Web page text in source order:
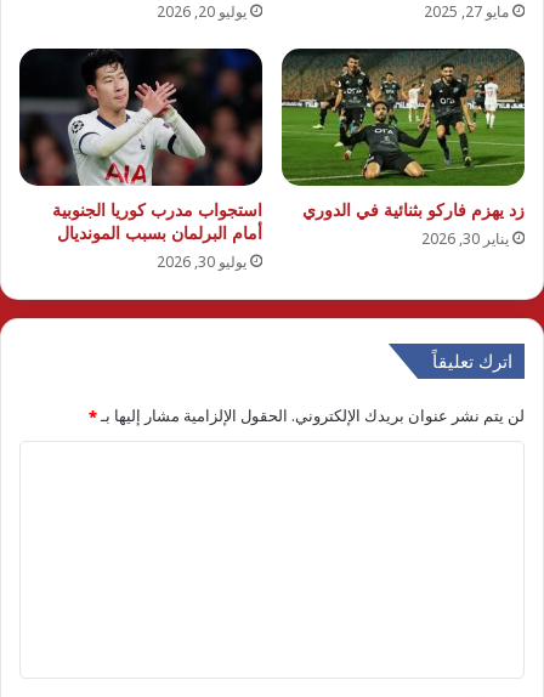
مايو 27, 2025 يوليو 20, 2026
زد يهزم فاركو بثنائية في الدوري
يناير 30, 2026
استجواب مدرب كوريا الجنوبية
أمام البرلمان بسبب المونديال
يوليو 30, 2026
اترك تعليقاً
لن يتم نشر عنوان بريدك الإلكتروني. الحقول الإلزامية مشار إليها بـ*
ق